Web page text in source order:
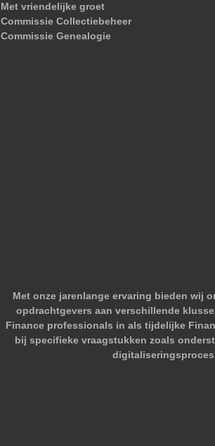
Met vriendelijke groet
Commissie Collectiebeheer
Commissie Genealogie
Met onze jarenlange ervaring bieden wij
opdrachtgevers aan verschillende
Finance professionals in als tijdelijke
bij specifieke vraagstukken zoals